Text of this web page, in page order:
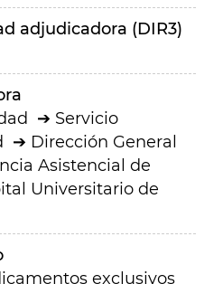
adjudicadora (DIR3)
Servicio
Dirección General
Asistencial de
Universitario de
exclusivos